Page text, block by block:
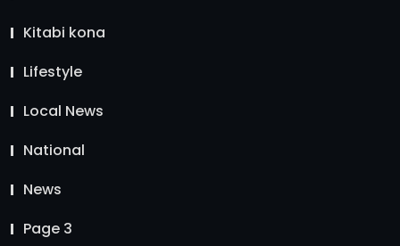
Kitabi kona
Lifestyle
Local News
National
News
Page 3